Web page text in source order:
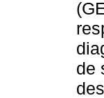
de